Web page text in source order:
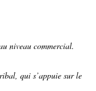
niveau commercial.
qui s’appuie sur le